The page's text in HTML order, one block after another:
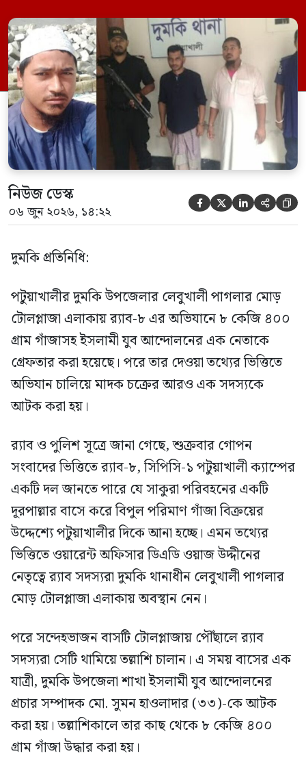
ভিত্তিতে অভিযান চালিয়ে মাদক চক্রের আরও
এক সদস্যকে আটক করা হয়। র‍্যাব ও পুলিশ
সূত্রে জানা গেছে, শুক্রবার গোপন সংবাদের
ভিত্তিতে র‍্যাব-৮, সিপিসি-১ পটুয়াখালী ক্যাম্পের
[…]
নিউজ ডেস্ক
০৬ জুন ২০২৬, ১৪:২২     
দুমকি প্রতিনিধি:
পটুয়াখালীর দুমকি উপজেলার লেবুখালী পাগলার মোড়
টোলপ্লাজা এলাকায় র‍্যাব-৮ এর অভিযানে ৮ কেজি ৪০০
গ্রাম গাঁজাসহ ইসলামী যুব আন্দোলনের এক নেতাকে
গ্রেফতার করা হয়েছে। পরে তার দেওয়া তথ্যের ভিত্তিতে
অভিযান চালিয়ে মাদক চক্রের আরও এক সদস্যকে
আটক করা হয়।
র‍্যাব ও পুলিশ সূত্রে জানা গেছে, শুক্রবার গোপন
সংবাদের ভিত্তিতে র‍্যাব-৮, সিপিসি-১ পটুয়াখালী ক্যাম্পের
একটি দল জানতে পারে যে সাকুরা পরিবহনের একটি
দূরপাল্লার বাসে করে বিপুল পরিমাণ গাঁজা বিক্রয়ের
উদ্দেশ্যে পটুয়াখালীর দিকে আনা হচ্ছে। এমন তথ্যের
ভিত্তিতে ওয়ারেন্ট অফিসার ডিএডি ওয়াজ উদ্দীনের
নেতৃত্বে র‍্যাব সদস্যরা দুমকি থানাধীন লেবুখালী পাগলার
মোড় টোলপ্লাজা এলাকায় অবস্থান নেন।
পরে সন্দেহভাজন বাসটি টোলপ্লাজায় পৌঁছালে র‍্যাব
সদস্যরা সেটি থামিয়ে তল্লাশি চালান। এ সময় বাসের এক
যাত্রী, দুমকি উপজেলা শাখা ইসলামী যুব আন্দোলনের
প্রচার সম্পাদক মো. সুমন হাওলাদার (৩৩)-কে আটক
করা হয়। তল্লাশিকালে তার কাছ থেকে ৮ কেজি ৪০০
গ্রাম গাঁজা উদ্ধার করা হয়।